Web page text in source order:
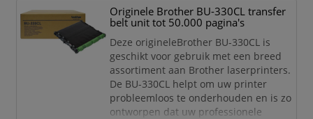
geproduceerd.
Met een originele Brother BU-229CL
behoudt u de printkwalit
Originele Brother BU-330CL transfer
belt unit tot 50.000 pagina's
Deze origineleBrother BU-330CL is
geschikt voor gebruik met een breed
assortiment aan Brother laserprinters.
De BU-330CL helpt om uw printer
probleemloos te onderhouden en is zo
ontworpen dat uw professionele